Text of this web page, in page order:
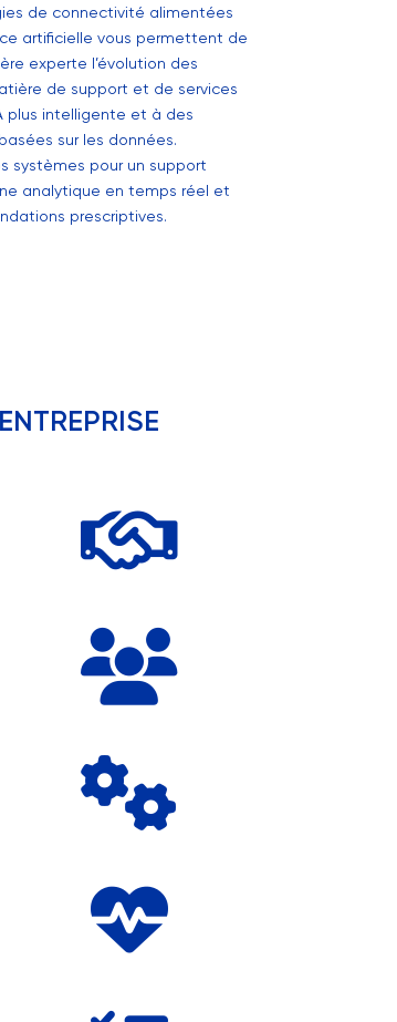
de connectivité alimentées
artificielle vous permettent de
experte l’évolution des
de support et de services
plus intelligente et à des
sur les données.
systèmes pour un support
analytique en temps réel et
prescriptives.